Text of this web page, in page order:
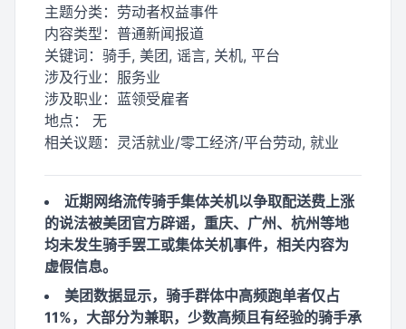
主题分类： 劳动者权益事件
内容类型： 普通新闻报道
关键词： 骑手, 美团, 谣言, 关机, 平台
涉及行业： 服务业
涉及职业： 蓝领受雇者
地点： 无
相关议题： 灵活就业/零工经济/平台劳动, 就业
近期网络流传骑手集体关机以争取配送费上涨
的说法被美团官方辟谣，重庆、广州、杭州等地
均未发生骑手罢工或集体关机事件，相关内容为
虚假信息。
美团数据显示，骑手群体中高频跑单者仅占
11%，大部分为兼职，少数高频且有经验的骑手承